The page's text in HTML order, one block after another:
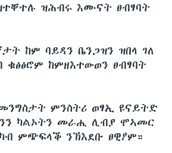
ዝሕብሩ እሙናት ፀብፃባት
ከም ባይዳን ቤንጋዝን ዝበላ ገለ
ከምዘእተውወን ፀብፃባት
ምንስትሪ ወፃኢ ዩናይትድ
ካልኦትን መራሒ ሊብያ ሞኣመር
ምጭፍላቕ ንኽእደቡ ፀዊዖም።